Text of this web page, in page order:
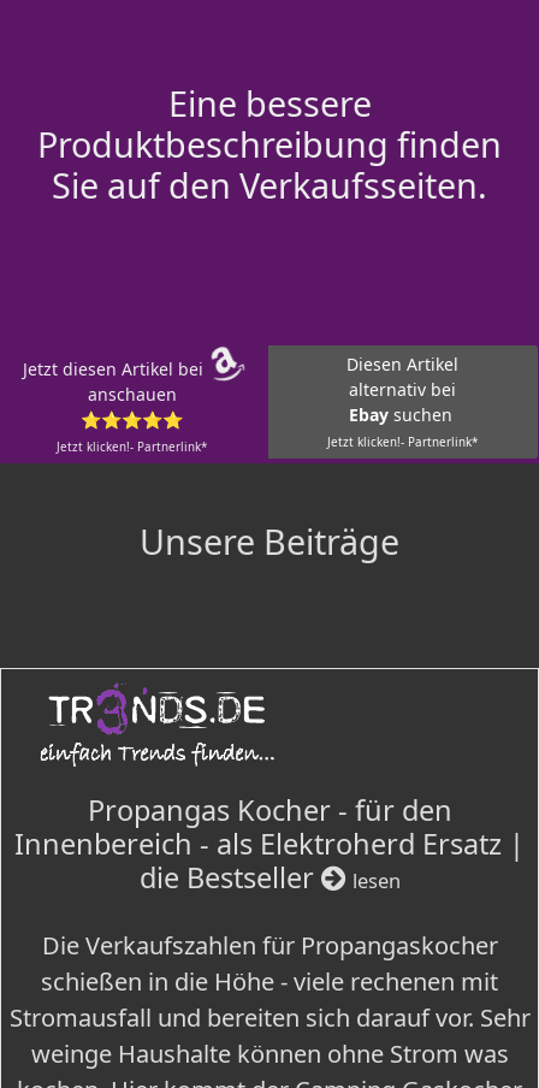
Eine bessere
Produktbeschreibung finden
Sie auf den Verkaufsseiten.
Jetzt diesen Artikel bei
anschauen
⭐⭐⭐⭐⭐
Jetzt klicken!- Partnerlink*
Diesen Artikel
alternativ bei
Ebay suchen
Jetzt klicken!- Partnerlink*
Unsere Beiträge
Propangas Kocher - für den
Innenbereich - als Elektroherd Ersatz |
die Bestseller
lesen
Die Verkaufszahlen für Propangaskocher
schießen in die Höhe - viele rechenen mit
Stromausfall und bereiten sich darauf vor. Sehr
weinge Haushalte können ohne Strom was